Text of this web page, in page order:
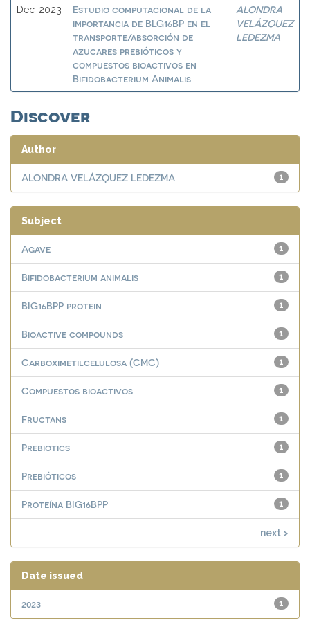
Dec-2023
Estudio computacional de la
importancia de BLG16BP en el
transporte/absorción de
azucares prebióticos y
compuestos bioactivos en
Bifidobacterium Animalis
ALONDRA
VELÁZQUEZ
LEDEZMA
Discover
Author
1
ALONDRA VELÁZQUEZ LEDEZMA
Subject
1
Agave
1
Bifidobacterium animalis
1
BIG16BPP protein
1
Bioactive compounds
1
Carboximetilcelulosa (CMC)
1
Compuestos bioactivos
1
Fructans
1
Prebiotics
1
Prebióticos
1
Proteína BIG16BPP
next >
Date issued
1
2023